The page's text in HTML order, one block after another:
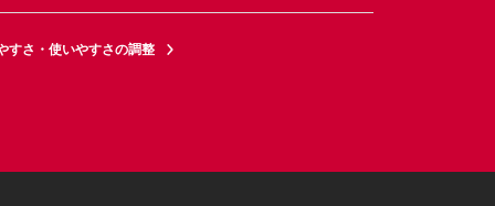
すさ・使いやすさの調整